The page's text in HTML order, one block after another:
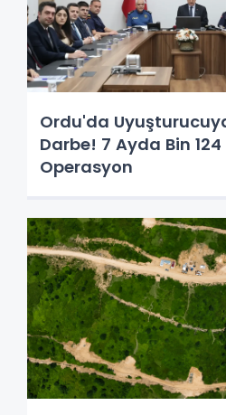
Ordu'da
Darbe! 7 Ayda Bin 124
Operasyon